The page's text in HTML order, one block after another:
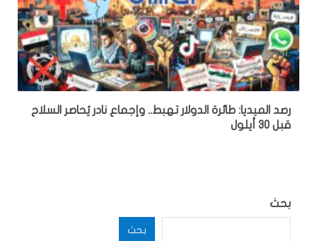
رصد الميديا: طائرة الدولار تهبط.. وإجماع نادر يُحاصر السلاح
قبل 30 أيلول
بحث
بحث